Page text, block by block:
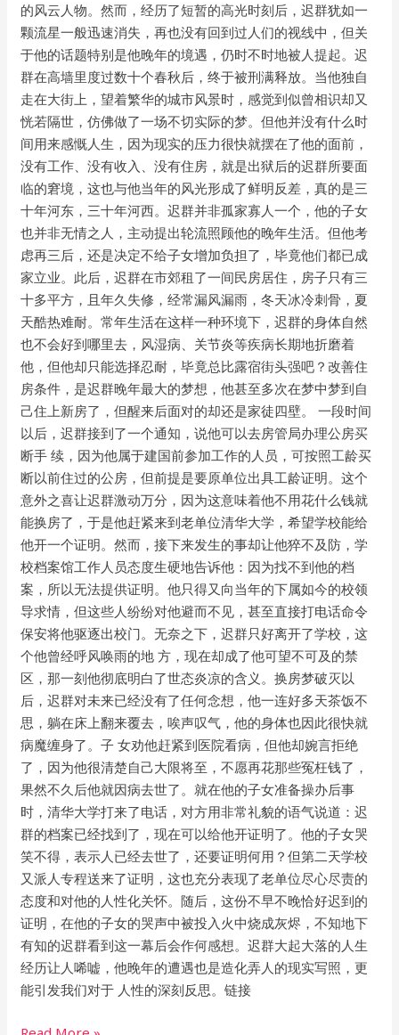
的⻛云⼈物。然⽽，经历了短暂的⾼光时刻后，迟群犹如⼀
颗流星⼀般迅速消失，再也没有回到过⼈们的视线中，但关
于他的话题特别是他晚年的境遇，仍时不时地被⼈提起。迟
群在⾼墙⾥度过数⼗个春秋后，终于被刑满释放。当他独⾃
⾛在⼤街上，望着繁华的城市⻛景时，感觉到似曾相识却⼜
恍若隔世，仿佛做了⼀场不切实际的梦。但他并没有什么时
间⽤来感慨⼈⽣，因为现实的压⼒很快就摆在了他的⾯前，
没有⼯作、没有收⼊、没有住房，就是出狱后的迟群所要⾯
临的窘境，这也与他当年的⻛光形成了鲜明反差，真的是三
⼗年河东，三⼗年河⻄。迟群并⾮孤家寡⼈⼀个，他的⼦⼥
也并⾮⽆情之⼈，主动提出轮流照顾他的晚年⽣活。但他考
虑再三后，还是决定不给⼦⼥增加负担了，毕竟他们都已成
家⽴业。此后，迟群在市郊租了⼀间⺠房居住，房⼦只有三
⼗多平⽅，且年久失修，经常漏⻛漏⾬，冬天冰冷刺⻣，夏
天酷热难耐。常年⽣活在这样⼀种环境下，迟群的身体⾃然
也不会好到哪⾥去，⻛湿病、关节炎等疾病⻓期地折磨着
他，但他却只能选择忍耐，毕竟总⽐露宿街头强吧？改善住
房条件，是迟群晚年最⼤的梦想，他甚⾄多次在梦中梦到⾃
⼰住上新房了，但醒来后⾯对的却还是家徒四壁。 ⼀段时间
以后，迟群接到了⼀个通知，说他可以去房管局办理公房买
断⼿ 续，因为他属于建国前参加⼯作的⼈员，可按照⼯龄买
断以前住过的公房，但前提是要原单位出具⼯龄证明。这个
意外之喜让迟群激动万分，因为这意味着他不⽤花什么钱就
能换房了，于是他赶紧来到⽼单位清华⼤学，希望学校能给
他开⼀个证明。然⽽，接下来发⽣的事却让他猝不及防，学
校档案馆⼯作⼈员态度⽣硬地告诉他：因为找不到他的档
案，所以⽆法提供证明。他只得⼜向当年的下属如今的校领
导求情，但这些⼈纷纷对他避⽽不⻅，甚⾄直接打电话命令
保安将他驱逐出校⻔。⽆奈之下，迟群只好离开了学校，这
个他曾经呼⻛唤⾬的地 ⽅，现在却成了他可望不可及的禁
区，那⼀刻他彻底明⽩了世态炎凉的含义。换房梦破灭以
后，迟群对未来已经没有了任何念想，他⼀连好多天茶饭不
思，躺在床上翻来覆去，唉声叹⽓，他的身体也因此很快就
病魔缠身了。⼦ ⼥劝他赶紧到医院看病，但他却婉⾔拒绝
了，因为他很清楚⾃⼰⼤限将⾄，不愿再花那些冤枉钱了，
果然不久后他就因病去世了。就在他的⼦⼥准备操办后事
时，清华⼤学打来了电话，对⽅⽤⾮常礼貌的语⽓说道：迟
群的档案已经找到了，现在可以给他开证明了。他的⼦⼥哭
笑不得，表示⼈已经去世了，还要证明何⽤？但第⼆天学校
⼜派⼈专程送来了证明，这也充分表现了⽼单位尽⼼尽责的
态度和对他的⼈性化关怀。随后，这份不早不晚恰好迟到的
证明，在他的⼦⼥的哭声中被投⼊⽕中烧成灰烬，不知地下
有知的迟群看到这⼀幕后会作何感想。迟群⼤起⼤落的⼈⽣
经历让⼈唏嘘，他晚年的遭遇也是造化弄⼈的现实写照，更
能引发我们对于 ⼈性的深刻反思。链接